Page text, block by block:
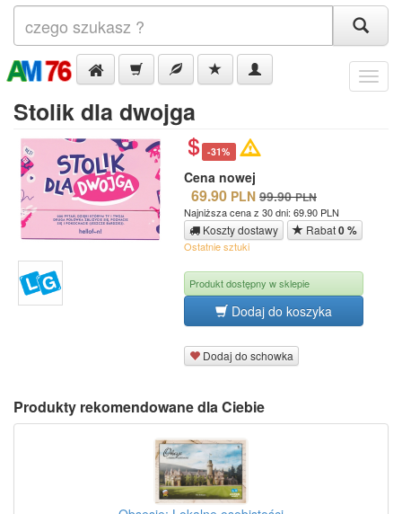
Menu
Stolik dla dwojga
-31%
Cena nowej
69.90 PLN 99.90 PLN
Najniższa cena z 30 dni: 69.90 PLN
Koszty dostawy Rabat0 %
Ostatnie sztuki
Produkt dostępny w sklepie
Dodaj do koszyka
Dodaj do schowka
Produkty rekomendowane dla Ciebie